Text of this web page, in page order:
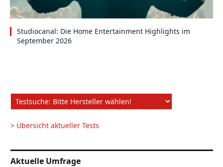
Studiocanal: Die Home Entertainment Highlights im
September 2026
> Übersicht aktueller Tests
Aktuelle Umfrage